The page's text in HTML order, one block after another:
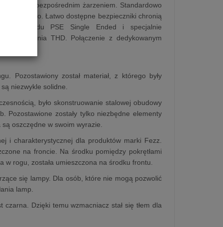
300B z bezpośrednim żarzeniem. Standardowo
logo. Łatwo dostępne bezpieczniki chronią
układu PSE Single Ended i specjalnie
THD. Połączenie z dedykowanym
cenie.
Pozostawiony został materiał, z którego były
niezwykle solidne.
było skonstruowanie stalowej obudowy
Pozostawione zostały tylko niezbędne elementy
oszczędne w swoim wyrazie.
i charakterystycznej dla produktów marki Fezz.
na froncie. Na środku pomiędzy pokrętłami
w rogu, została umieszczona na środku frontu.
się lampy. Dla osób, które nie mogą pozwolić
lamp.
Dzięki temu wzmacniacz stał się tłem dla